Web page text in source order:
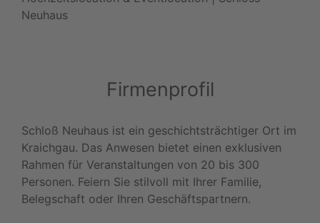
Neuhaus
Firmenprofil
Schloß Neuhaus ist ein geschichtsträchtiger Ort im
Kraichgau. Das Anwesen bietet einen exklusiven
Rahmen für Veranstaltungen von 20 bis 300
Personen. Feiern Sie stilvoll mit Ihrer Familie,
Belegschaft oder Ihren Geschäftspartnern.